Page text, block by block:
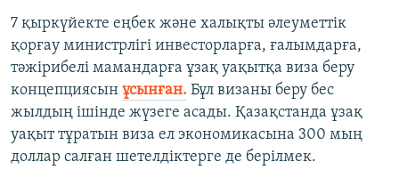
7 қыркүйекте еңбек және халықты әлеуметтік
қорғау министрлігі инвесторларға, ғалымдарға,
тәжірибелі мамандарға ұзақ уақытқа виза беру
концепциясын ұсынған. Бұл визаны беру бес
жылдың ішінде жүзеге асады. Қазақстанда ұзақ
уақыт тұратын виза ел экономикасына 300 мың
доллар салған шетелдіктерге де берілмек.